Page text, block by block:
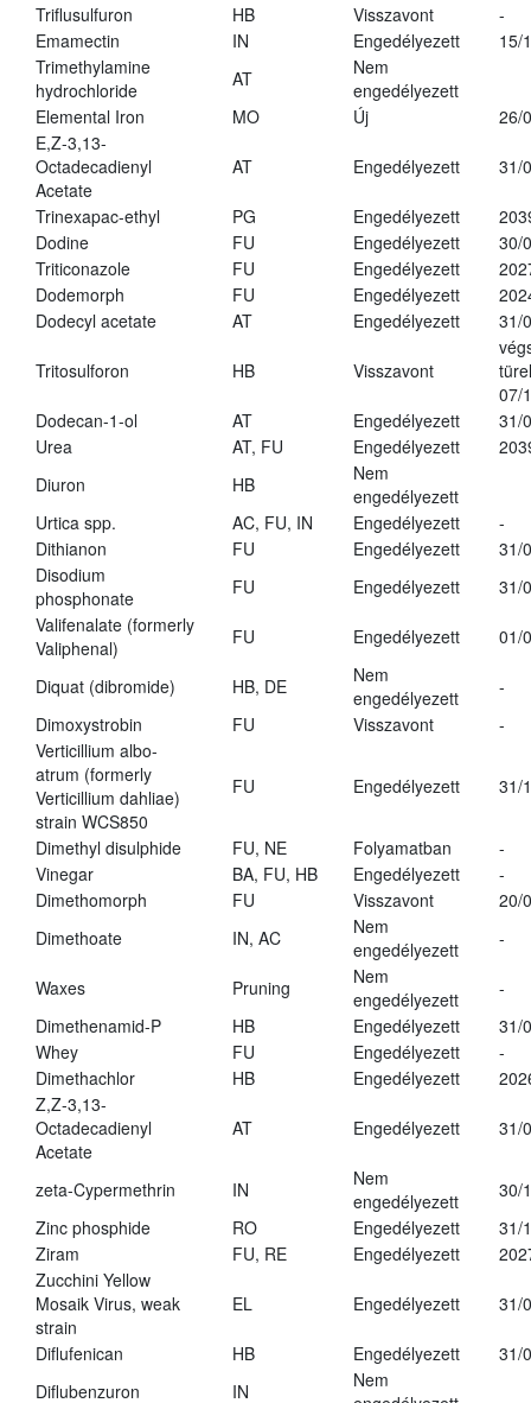
Triflusulfuron
HB Visszavont
-
Emamectin
IN Engedélyezett
15/
Trimethylamine
hydrochloride
AT
Nem
engedélyezett
Elemental Iron
MO Új
26/
E,Z-3,13-
Octadecadienyl
Acetate
AT Engedélyezett 31/
Trinexapac-ethyl PG Engedélyezett
Dodine
FU Engedélyezett
30/
Triticonazole
FU Engedélyezett
Dodemorph
FU Engedélyezett
Dodecyl acetate
AT Engedélyezett 31/
Tritosulforon HB Visszavont
07/
Dodecan-1-ol
AT Engedélyezett
31/
Urea
AT, FU Engedélyezett
Diuron
HB
Nem
engedélyezett
Urtica spp.
AC, FU, IN Engedélyezett
-
Dithianon
FU Engedélyezett
31/
Disodium
phosphonate
FU Engedélyezett
31/
Valifenalate (formerly
Valiphenal)
FU Engedélyezett 01/
Diquat (dibromide) HB, DE
Nem
engedélyezett
-
Dimoxystrobin
FU Visszavont
-
Verticillium albo-
atrum (formerly
Verticillium dahliae)
strain WCS850
FU Engedélyezett 31/
Dimethyl disulphide FU, NE Folyamatban
-
Vinegar
BA, FU, HB Engedélyezett
-
Dimethomorph
FU Visszavont
20/
Dimethoate
IN, AC
Nem
engedélyezett
-
Waxes Pruning
Nem
engedélyezett
-
Dimethenamid-P
HB Engedélyezett
31/
Whey
FU Engedélyezett
-
Dimethachlor
HB Engedélyezett
Z,Z-3,13-
Octadecadienyl
Acetate
AT Engedélyezett 31/
zeta-Cypermethrin IN
Nem
engedélyezett
30/
Zinc phosphide
RO Engedélyezett
31/
Ziram
FU, RE Engedélyezett
Zucchini Yellow
Mosaik Virus, weak
strain
EL Engedélyezett 31/
Diflufenican HB Engedélyezett
31/
Diflubenzuron
IN
Nem